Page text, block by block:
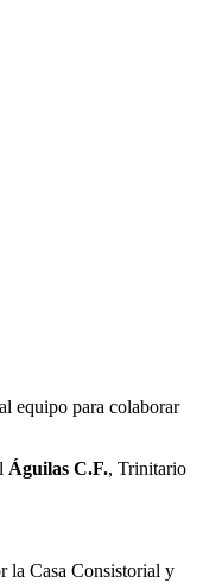
equipo para colaborar
Águilas C.F., Trinitario
la Casa Consistorial y